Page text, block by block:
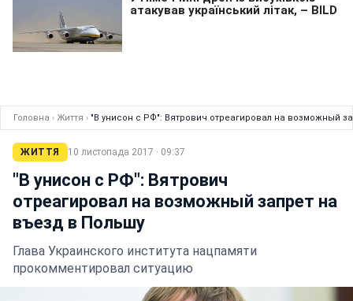
Головна › Життя › "В унисон с РФ": Вятрович отреагировал на возможный
ЖИТТЯ 10 листопада 2017 · 09:37
"В унисон с РФ": Вятрович
отреагировал на возможный запрет на
въезд в Польшу
Глава Украинского института нацпамяти
прокомментировал ситуацию